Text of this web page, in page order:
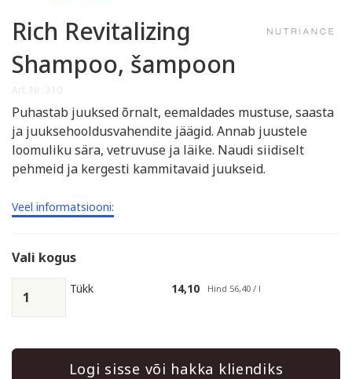
Rich Revitalizing
Shampoo, šampoon
Puhastab juuksed õrnalt, eemaldades mustuse, saasta
ja juuksehooldusvahendite jäägid. Annab juustele
loomuliku sära, vetruvuse ja läike. Naudi siidiselt
pehmeid ja kergesti kammitavaid juukseid.
Veel informatsiooni:
Vali kogus
Tükk 14,10 Hind 56,40 / l
Logi sisse või hakka kliendiks